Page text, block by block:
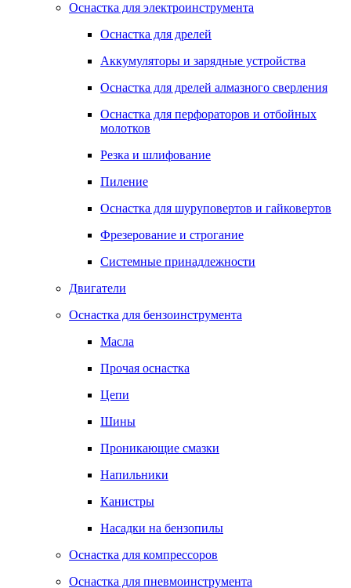
Оснастка для электроинструмента
Оснастка для дрелей
Аккумуляторы и зарядные устройства
Оснастка для дрелей алмазного сверления
Оснастка для перфораторов и отбойных
молотков
Резка и шлифование
Пиление
Оснастка для шуруповертов и гайковертов
Фрезерование и строгание
Системные принадлежности
Двигатели
Оснастка для бензоинструмента
Масла
Прочая оснастка
Цепи
Шины
Проникающие смазки
Напильники
Канистры
Насадки на бензопилы
Оснастка для компрессоров
Оснастка для пневмоинструмента